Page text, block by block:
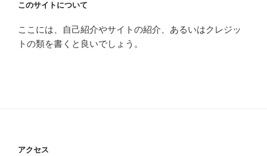
このサイトについて
ここには、自己紹介やサイトの紹介、あるいはクレジッ
トの類を書くと良いでしょう。
アクセス